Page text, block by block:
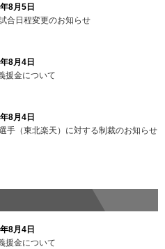
8月5日
合日程変更のお知らせ
8月4日
援金について
8月4日
手（東北楽天）に対する制裁のお知らせ
8月4日
援金について